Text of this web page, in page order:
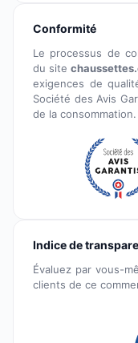
Conformité
Le processus de
du site
exigences de
Société des Avis
de la consommation.
Indice de
Évaluez par vous-
clients de ce